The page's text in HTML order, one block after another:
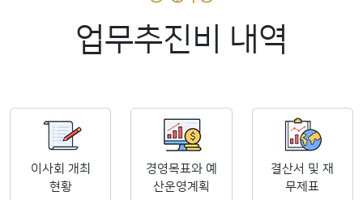
업무추진비 내역
이사회 개최
현황
경영목표와 예
산운영계획
결산서 및 재
무제표